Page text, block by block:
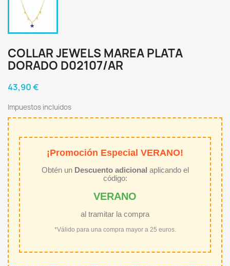
COLLAR JEWELS MAREA PLATA
DORADO D02107/AR
43,90 €
Impuestos incluidos
¡Promoción Especial VERANO!
Obtén un Descuento adicional aplicando el
código:
VERANO
al tramitar la compra
*Válido para una compra mayor a 25 euros.